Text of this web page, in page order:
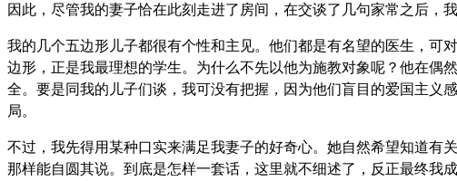
因此，尽管我的妻子恰在此刻走进了房间，在交谈了几句家常之后，
我的几个五边形儿子都很有个性和主见。他们都是有名望的医生，
边形，正是我最理想的学生。为什么不先以他为施教对象呢？他在偶
全。要是同我的儿子们谈，我可没有把握，因为他们盲目的爱国主义
局。
不过，我先得用某种口实来满足我妻子的好奇心。她自然希望知道有
那样能自圆其说。到底是怎样一套话，这里就不细述了，反正最终我